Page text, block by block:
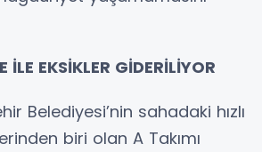
İLE EKSİKLER GİDERİLİYOR
Belediyesi’nin sahadaki hızlı
biri olan A Takımı